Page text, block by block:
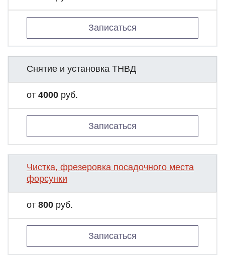
Записаться
Снятие и установка ТНВД
от 4000 руб.
Записаться
Чистка, фрезеровка посадочного места
форсунки
от 800 руб.
Записаться